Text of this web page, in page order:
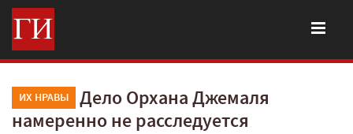
ИХ НРАВЫ
Дело Орхана Джемаля
намеренно не расследуется